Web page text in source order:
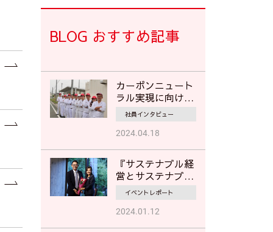
BLOG おすすめ記事
カーボンニュート
ラル実現に向けて
‐本格始動する
「地域マイクログ
リッド」で地域の
災害対応に貢献‐
社員インタビュー
2024.04.18
『サステナブル経
営とサステナブル
金融の接続』出版
記念-サステナブ
ル経営に見るムサ
シの挑戦-
イベントレポート
2024.01.12